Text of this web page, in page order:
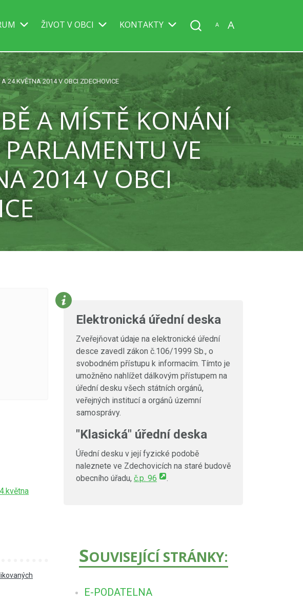
ŽIVOT V OBCI KONTAKTY A A
24.KVĚTNA 2014 V OBCI ZDECHOVICE
A MÍSTĚ KONÁNÍ
VE
2014 V OBCI
Elektronická úřední deska
Zveřejňovat údaje na elektronické úřední
desce zavedl zákon č.106/1999 Sb., o
svobodném přístupu k informacím. Tímto je
umožněno nahlížet dálkovým přístupem na
úřední desku všech státních orgánů,
veřejných institucí a orgánů územní
samosprávy.
"Klasická" úřední deska
Úřední desku v její fyzické podobě
naleznete ve Zdechovicích na staré budově
obecního úřadu, č.p. 96 .
SOUVISEJÍCÍ STRÁNKY:
E-PODATELNA